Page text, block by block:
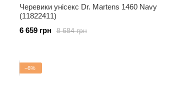
Черевики унісекс Dr. Martens 1460 Navy
(11822411)
8 684 грн
6 659 грн
−6%